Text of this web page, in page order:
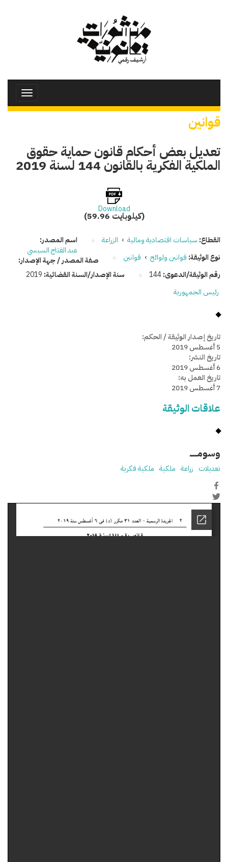
Toggle
قوانين
تعديل بعض أحكام قانون حماية حقوق
الملكية الفكرية بالقانون 144 لسنة 2019
Download
(59.96 كيلوبايت)
القطاع: سياسات اقتصادية ومالية › الزراعة
نوع الوثيقة: قوانين ولوائح › قوانين
رقم الوثيقة/الدعوى:144 سنة الإصدار/السنة القضائية: 2019
اسم المصدر:
عبد الفتاح السيسي
صفة المصدر / جهة الإصدار:
رئيس الجمهورية
تاريخ إصدار الوثيقة / الحكم:
5 أغسطس 2019
تاريخ النشر:
6 أغسطس 2019
تاريخ العمل به:
7 أغسطس 2019
علاقات الوثيقة
وسومـــــ
تعديلات زراعة ملكية ملكية فكرية